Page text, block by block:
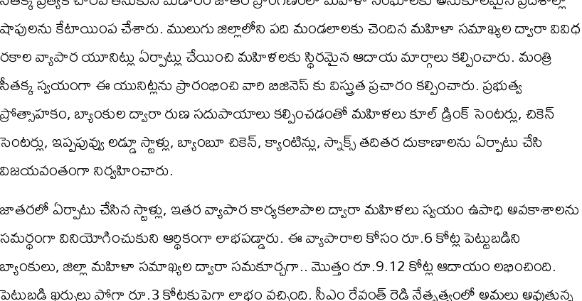
షాపులను కేటాయింప చేశారు. ములుగు జిల్లాలోని పది మండలాలకు చెందిన మహిళా సమాఖ్యల ద్వారా వివిధ
రకాల వ్యాపార యూనిట్లు ఏర్పాట్లు చేయించి మహిళలకు స్థిరమైన ఆదాయ మార్గాలు క‌ల్పించారు. మంత్రి
సీత‌క్క స్వ‌యంగా ఈ యునిట్ల‌ను ప్రారంభించి వారి బిజినెస్ కు విస్త్రుత ప్ర‌చారం క‌ల్పించారు. ప్రభుత్వ
ప్రోత్సాహకం, బ్యాంకుల ద్వారా రుణ సదుపాయాలు కల్పించడంతో మహిళలు కూల్ డ్రింక్ సెంటర్లు, చికెన్
సెంటర్లు, ఇప్పపువ్వు లడ్డూ స్టాళ్లు, బ్యాంబూ చికెన్, క్యాంటిన్లు, స్నాక్స్ తదితర దుకాణాలను ఏర్పాటు చేసి
విజయవంతంగా నిర్వహించారు.
జాతరలో ఏర్పాటు చేసిన స్టాళ్లు, ఇతర వ్యాపార కార్యకలాపాల ద్వారా మహిళలు స్వయం ఉపాధి అవకాశాలను
సమర్థంగా వినియోగించుకుని ఆర్థికంగా లాభపడ్డారు. ఈ వ్యాపారాల కోసం రూ.6 కోట్ల పెట్టుబడిని
బ్యాంకులు, జిల్లా మ‌హిళా స‌మాఖ్య‌ల ద్వారా స‌మ‌కూర్చ‌గా.. మొత్తం రూ.9.12 కోట్ల ఆదాయం ల‌భించింది.
పెట్టుబడి ఖర్చులు పోగా రూ.3 కోట్లకుపైగా లాభం వ‌చ్చింది. సీఎం రేవంత్ రెడ్డి నేతృత్వంలో అమ‌లు అవుతున్న